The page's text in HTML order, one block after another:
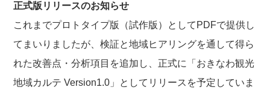
正式版リリースのお知らせ
これまでプロトタイプ版（試作版）としてPDFで提供し
てまいりましたが、検証と地域ヒアリングを通して得ら
れた改善点・分析項目を追加し、正式に「おきなわ観光
地域カルテ Version1.0」としてリリースを予定していま